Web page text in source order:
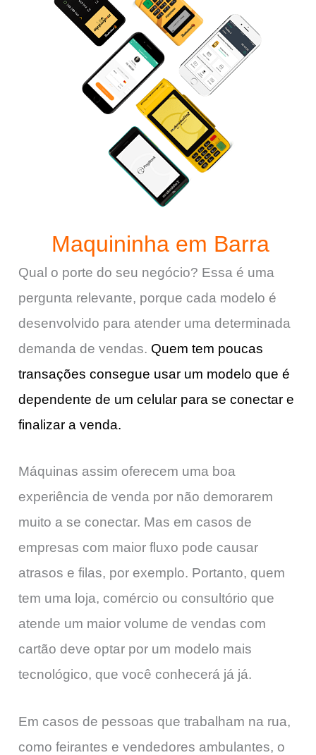
Maquininha em Barra
Qual o porte do seu negócio? Essa é uma
pergunta relevante, porque cada modelo é
desenvolvido para atender uma determinada
demanda de vendas. Quem tem poucas
transações consegue usar um modelo que é
dependente de um celular para se conectar e
finalizar a venda.
Máquinas assim oferecem uma boa
experiência de venda por não demorarem
muito a se conectar. Mas em casos de
empresas com maior fluxo pode causar
atrasos e filas, por exemplo. Portanto, quem
tem uma loja, comércio ou consultório que
atende um maior volume de vendas com
cartão deve optar por um modelo mais
tecnológico, que você conhecerá já já.
Em casos de pessoas que trabalham na rua,
como feirantes e vendedores ambulantes, o